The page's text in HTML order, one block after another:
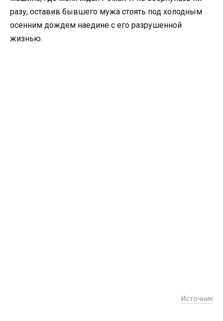
разу, оставив бывшего мужа стоять под холодным
осенним дождем наедине с его разрушенной
жизнью.
Источник